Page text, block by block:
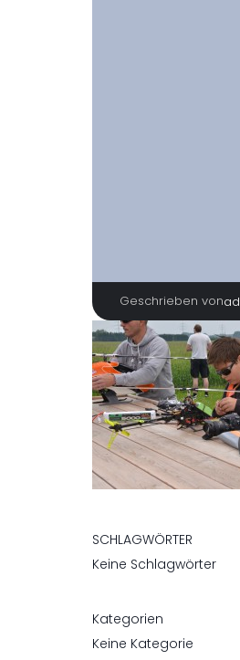
Geschrieben von
SCHLAGWÖRTER
Keine Schlagwörter
Kategorien
Keine Kategorie